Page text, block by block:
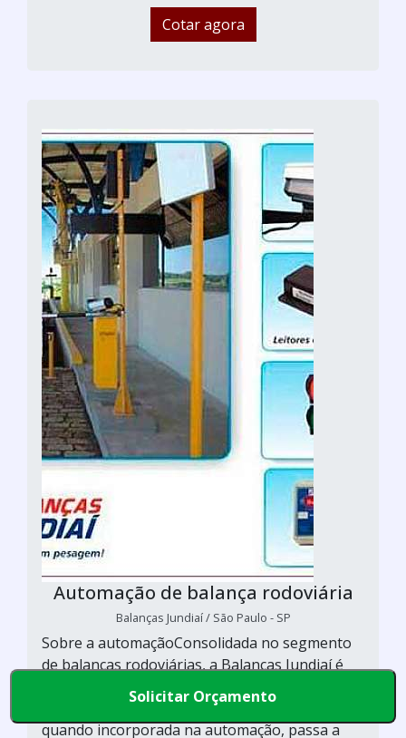
Cotar agora
Automação de balança rodoviária
Balanças Jundiaí / São Paulo - SP
Sobre a automaçãoConsolidada no segmento
de balanças rodoviárias, a Balanças Jundiaí é
pioneira no sistema de automação de balança
rodoviária. Isso porque a balança de caminhão,
quando incorporada na automação, passa a
Solicitar Orçamento